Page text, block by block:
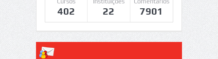
402 22 7901